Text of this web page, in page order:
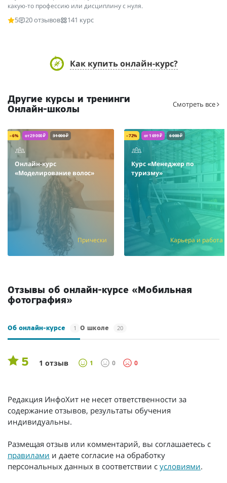
какую-то профессию или дисциплину с нуля.
5
20 отзывов 141 курс
Как купить онлайн-курс?
Другие курсы и тренинги
Онлайн-школы
Смотреть все
– 6% от 29 000 ₽ 31 000 ₽
Онлайн-курс
«Моделирование волос»
Прически
– 72% от 1 699 ₽ 6 000 ₽
Курс «Менеджер по
туризму»
Карьера и работа
Отзывы об онлайн-курсе «Мобильная
фотография»
Об онлайн-курсе 1 О школе 20
5 1 отзыв 1 0 0
Редакция ИнфоХит не несет ответственности за
содержание отзывов, результаты обучения
индивидуальны.
Размещая отзыв или комментарий, вы соглашаетесь с
правилами и даете согласие на обработку
персональных данных в соответствии с условиями.